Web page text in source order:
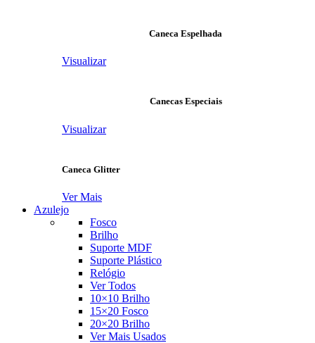
Caneca Espelhada
Visualizar
Canecas Especiais
Visualizar
Caneca Glitter
Ver Mais
Azulejo
Fosco
Brilho
Suporte MDF
Suporte Plástico
Relógio
Ver Todos
10×10 Brilho
15×20 Fosco
20×20 Brilho
Ver Mais Usados